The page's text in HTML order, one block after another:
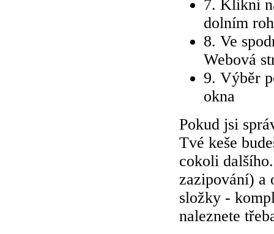
7. Klikni
dolním
8. Ve
Webová
9. Výběr
okna
Pokud jsi
Tvé keše
cokoli
zazipování) a
složky -
naleznete